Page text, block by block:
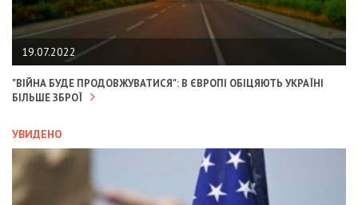
19.07.2022
"ВІЙНА БУДЕ ПРОДОВЖУВАТИСЯ": В ЄВРОПІ ОБІЦЯЮТЬ УКРАЇНІ
БІЛЬШЕ ЗБРОЇ
УВИДЕНО